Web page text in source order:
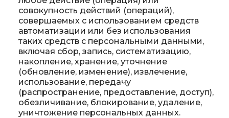
совокупность действий (операций),
совершаемых с использованием средств
автоматизации или без использования
таких средств с персональными данными,
включая сбор, запись, систематизацию,
накопление, хранение, уточнение
(обновление, изменение), извлечение,
использование, передачу
(распространение, предоставление, доступ),
обезличивание, блокирование, удаление,
уничтожение персональных данных.